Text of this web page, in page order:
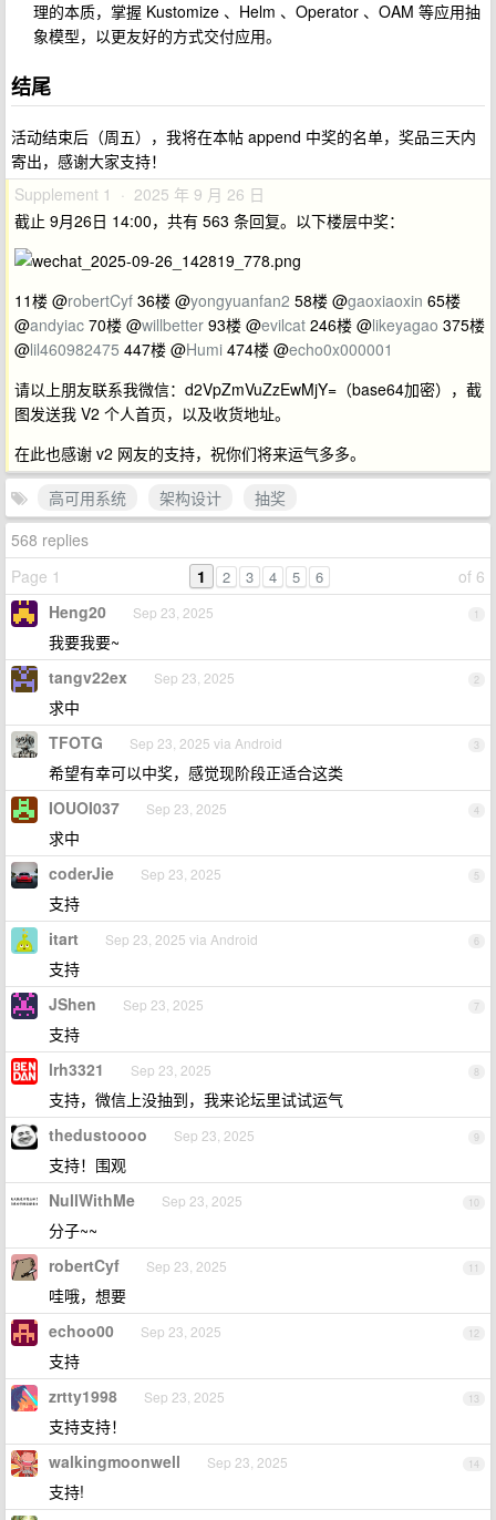
理的本质，掌握 Kustomize 、Helm 、Operator 、OAM 等应用抽
象模型，以更友好的方式交付应用。
结尾
活动结束后（周五），我将在本帖 append 中奖的名单，奖品三天内
寄出，感谢大家支持！
Supplement 1 · 2025 年 9 月 26 日
截止 9月26日 14:00，共有 563 条回复。以下楼层中奖：
11楼 @robertCyf 36楼 @yongyuanfan2 58楼 @gaoxiaoxin 65楼
@andyiac 70楼 @willbetter 93楼 @evilcat 246楼 @likeyagao 375楼
@lil460982475 447楼 @Humi 474楼 @echo0x000001
请以上朋友联系我微信：d2VpZmVuZzEwMjY=（base64加密），截
图发送我 V2 个人首页，以及收货地址。
在此也感谢 v2 网友的支持，祝你们将来运气多多。
高可用系统
架构设计
抽奖
568 replies
Page 1
of 6
1 2 3 4 5 6
1
Heng20 Sep 23, 2025
我要我要~
2
tangv22ex Sep 23, 2025
求中
3
TFOTG Sep 23, 2025 via Android
希望有幸可以中奖，感觉现阶段正适合这类
4
IOUOI037 Sep 23, 2025
求中
5
coderJie Sep 23, 2025
支持
6
itart Sep 23, 2025 via Android
支持
7
JShen Sep 23, 2025
支持
8
lrh3321 Sep 23, 2025
支持，微信上没抽到，我来论坛里试试运气
9
thedustoooo Sep 23, 2025
支持！围观
10
NullWithMe Sep 23, 2025
分子~~
11
robertCyf Sep 23, 2025
哇哦，想要
12
echoo00 Sep 23, 2025
支持
13
zrtty1998 Sep 23, 2025
支持支持！
14
walkingmoonwell Sep 23, 2025
支持!